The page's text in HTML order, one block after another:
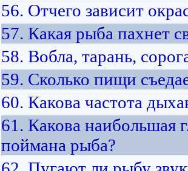
56. Отчего зависит
57. Какая рыба пахнет
58. Вобла, тарань,
59. Сколько пищи
60. Какова частота
61. Какова наибольшая
поймана рыба?